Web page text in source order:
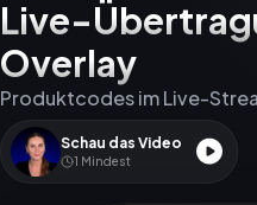
Live-
Overlay
Schau das Video
1 Mindest